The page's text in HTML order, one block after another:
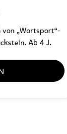
„Wortsport“-
Ab 4 J.